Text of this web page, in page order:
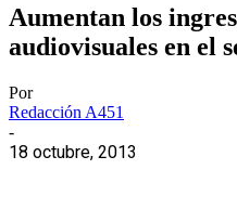
Aumentan los
audiovisuales en el
Por
Redacción A451
-
18 octubre, 2013